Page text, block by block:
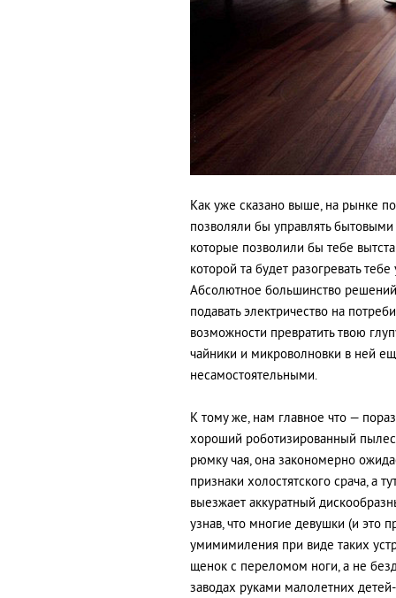
Как уже сказано выше, на рынке
позволяли бы управлять
которые позволили бы тебе
которой та будет разогревать
Абсолютное большинство
подавать электричество на
возможности превратить твою
чайники и микроволновки в ней
несамостоятельными.
К тому же, нам главное что —
хороший роботизированный
рюмку чая, она закономерно
признаки холостятского срача, а
выезжает аккуратный
узнав, что многие девушки (и это
умимимиления при виде таких
щенок с переломом ноги, а не
заводах руками малолетних